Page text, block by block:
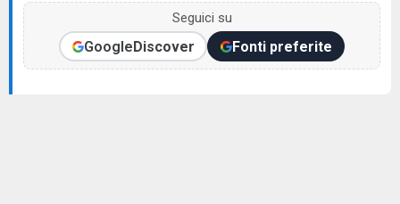
Seguici su
GoogleDiscover Fonti preferite